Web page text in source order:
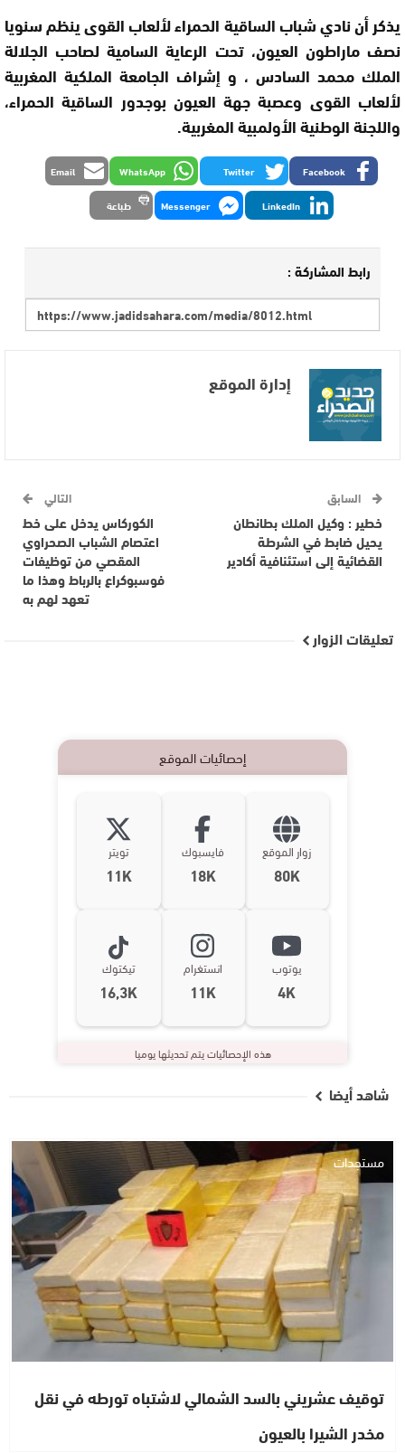
يذكر أن نادي شباب الساقية الحمراء لألعاب القوى ينظم سنويا
نصف ماراطون العيون، تحت الرعاية السامية لصاحب الجلالة
الملك محمد السادس ، و إشراف الجامعة الملكية المغربية
لألعاب القوى وعصبة جهة العيون بوجدور الساقية الحمراء،
واللجنة الوطنية الأولمبية المغربية.
Facebook
Twitter
WhatsApp
Email
LinkedIn
Messenger طباعة
رابط المشاركة :
إدارة الموقع
السابق
خطير : وكيل الملك بطانطان
يحيل ضابط في الشرطة
القضائية إلى استئنافية أكادير
التالي
الكوركاس يدخل على خط
اعتصام الشباب الصحراوي
المقصي من توظيفات
فوسبوكراع بالرباط وهذا ما
تعهد لهم به
تعليقات الزوار
إحصائيات الموقع
زوار الموقع
80K
فايسبوك
18K
تويتر
11K
يوتوب
4K
انستغرام
11K
تيكتوك
16,3K
هذه الإحصائيات يتم تحديثها يوميا
شاهد أيضا
مستجدات
توقيف عشريني بالسد الشمالي لاشتباه تورطه في نقل
مخدر الشيرا بالعيون